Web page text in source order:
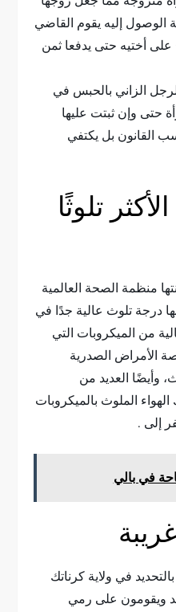
الوصول إليه يقوم القاضي
أختيه حتى يدفعا ثمن
الزاني بالحبس في
حتى وإن ثبتت عليها
القانون بل يكتفي
تلوثًا
منظمة الصحة العالمية
درجة تلوث عالية جدًا في
من الميكروبات التي
الأمراض الصدرية
وأيضًا العديد من
الملوث بالميكروبات
إلى .
في بالي
في ولاية كرناتك
ويقومون على رمي